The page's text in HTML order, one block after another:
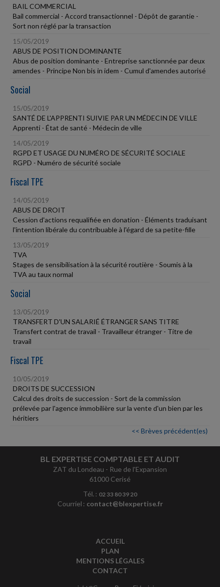
BAIL COMMERCIAL
Bail commercial - Accord transactionnel - Dépôt de garantie -
Sort non réglé par la transaction
15/05/2019
ABUS DE POSITION DOMINANTE
Abus de position dominante - Entreprise sanctionnée par deux
amendes - Principe Non bis in idem - Cumul d'amendes autorisé
Social
15/05/2019
SANTÉ DE L'APPRENTI SUIVIE PAR UN MÉDECIN DE VILLE
Apprenti - État de santé - Médecin de ville
14/05/2019
RGPD ET USAGE DU NUMÉRO DE SÉCURITÉ SOCIALE
RGPD - Numéro de sécurité sociale
Fiscal TPE
14/05/2019
ABUS DE DROIT
Cession d'actions requalifiée en donation - Éléments traduisant
l'intention libérale du contribuable à l'égard de sa petite-fille
13/05/2019
TVA
Stages de sensibilisation à la sécurité routière - Soumis à la
TVA au taux normal
Social
13/05/2019
TRANSFERT D'UN SALARIÉ ÉTRANGER SANS TITRE
Transfert contrat de travail - Travailleur étranger - Titre de
travail
Fiscal TPE
10/05/2019
DROITS DE SUCCESSION
Calcul des droits de succession - Sort de la commission
prélevée par l'agence immobilière sur la vente d'un bien par les
héritiers
<< Brèves précédent(es)
BL EXPERTISE COMPTABLE ET AUDIT
ZAT du Londeau - Rue de l'Expansion
61000 Cerisé
Tél. : 02 33 80 39 20
Courriel : contact@blexpertise.fr
ACCUEIL
PLAN
MENTIONS LÉGALES
CONTACT